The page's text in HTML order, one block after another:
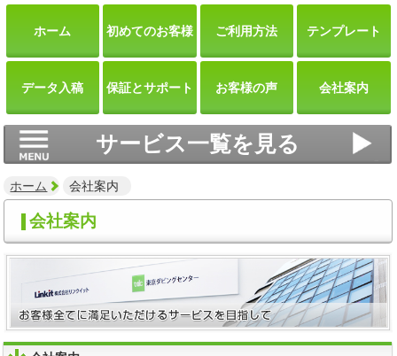
ホーム 初めてのお客様 ご利用方法 テンプレート
データ 入稿 保証とサポート お客様の声 会社案内
サービス一覧を見る
ホーム 会社案内
会社案内